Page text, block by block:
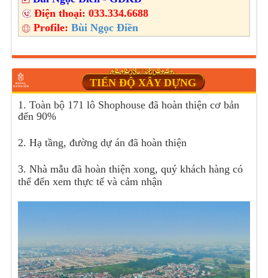
Điện thoại:033.334.6688
Profile:Bùi Ngọc Điền
TIẾN ĐỘ XÂY DỰNG
1. Toàn bộ 171 lô Shophouse đã hoàn thiện cơ bản
đến 90%
2. Hạ tầng, đường dự án đã hoàn thiện
3. Nhà mẫu đã hoàn thiện xong, quý khách hàng có
thể đến xem thực tế và cảm nhận